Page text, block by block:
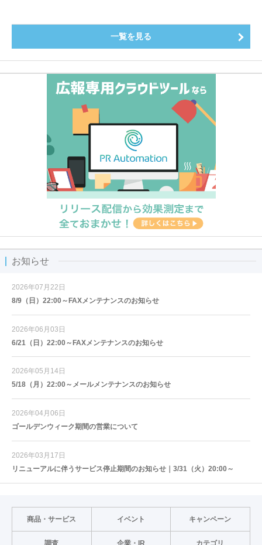
一覧を見る
お知らせ
2026年07月22日
8/9（日）22:00～FAXメンテナンスのお知らせ
2026年06月03日
6/21（日）22:00～FAXメンテナンスのお知らせ
2026年05月14日
5/18（月）22:00～メールメンテナンスのお知らせ
2026年04月06日
ゴールデンウィーク期間の営業について
2026年03月17日
リニューアルに伴うサービス停止期間のお知らせ｜3/31（火）20:00～
商品・サービス イベント キャンペーン
調査 企業・IR カテゴリ